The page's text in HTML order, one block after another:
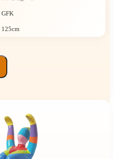
GFK
125cm